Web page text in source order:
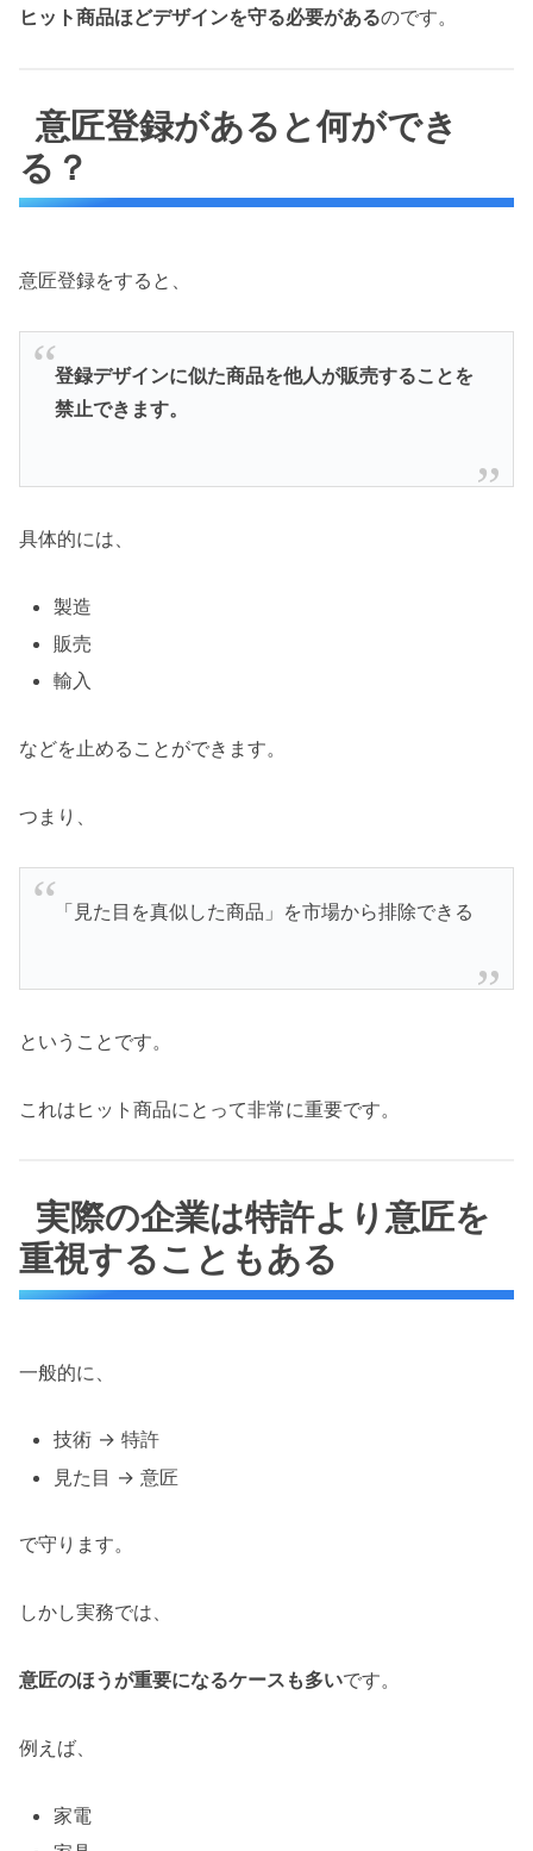
ヒット商品ほどデザインを守る必要があるのです。
意匠登録があると何ができ
る？
意匠登録をすると、
登録デザインに似た商品を他人が販売することを
禁止できます。
具体的には、
製造
販売
輸入
などを止めることができます。
つまり、
「見た目を真似した商品」を市場から排除できる
ということです。
これはヒット商品にとって非常に重要です。
実際の企業は特許より意匠を
重視することもある
一般的に、
技術 → 特許
見た目 → 意匠
で守ります。
しかし実務では、
意匠のほうが重要になるケースも多いです。
例えば、
家電